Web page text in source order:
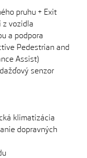
pruhu + Exit
z vozidla
a podpora
Pedestrian and
Assist)
senzor
klimatizácia
dopravných